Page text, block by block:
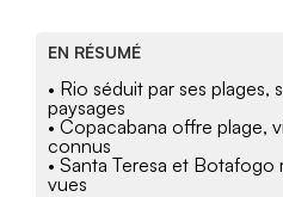
EN RÉSUMÉ
• Rio séduit par ses plages,
paysages
• Copacabana offre plage,
connus
• Santa Teresa et
vues